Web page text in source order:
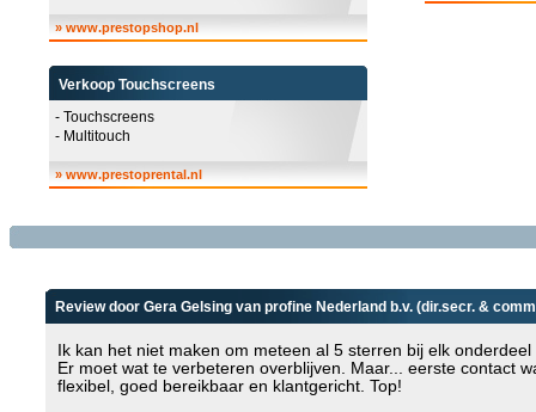
» www.prestopshop.nl
Verkoop Touchscreens
- Touchscreens
- Multitouch
» www.prestoprental.nl
Review door Gera Gelsing van profine Nederland b.v. (dir.secr. &
Ik kan het niet maken om meteen al 5 sterren bij elk
Er moet wat te verbeteren overblijven. Maar... eerste contact
flexibel, goed bereikbaar en klantgericht. Top!